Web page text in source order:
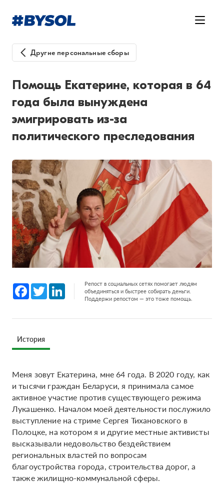
Другие персональные сборы
Помощь Екатерине, которая в 64
года была вынуждена
эмигрировать из-за
политического преследования
Facebook
Twitter LinkedInРепост в социальных сетях помогает людям
объединяться и быстрее собирать деньги.
Поддержи репостом — это тоже помощь.
История
Меня зовут Екатерина, мне 64 года. В 2020 году, как
и тысячи граждан Беларуси, я принимала самое
активное участие против существующего режима
Лукашенко. Началом моей деятельности послужило
выступление на стриме Сергея Тихановского в
Полоцке, на котором я и другие местные активисты
высказывали недовольство бездействием
региональных властей по вопросам
благоустройства города, строительства дорог, а
также жилищно-коммунальной сферы.